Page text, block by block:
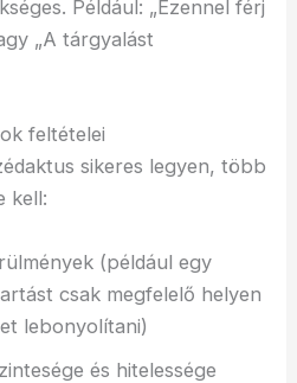
Például: „Ezennel férj
„A tárgyalást
feltételei
sikeres legyen, több
kell:
(például egy
csak megfelelő helyen
lebonyolítani)
és hitelessége